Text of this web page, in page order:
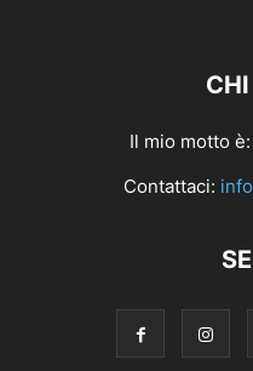
Il mio motto è:
Contattaci: